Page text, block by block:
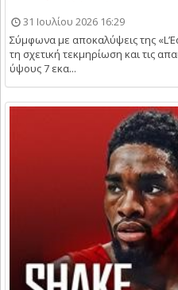
31 Ιουλίου 2026 16:29
Σύμφωνα με αποκαλύψεις της
τη σχετική τεκμηρίωση και τις
ύψους 7 εκα...